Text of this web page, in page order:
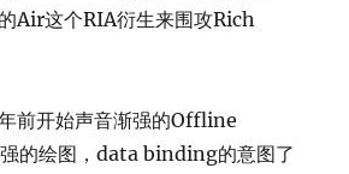
Air这个RIA衍生来围攻Rich
前开始声音渐强的Offline
的绘图，data binding的意图了